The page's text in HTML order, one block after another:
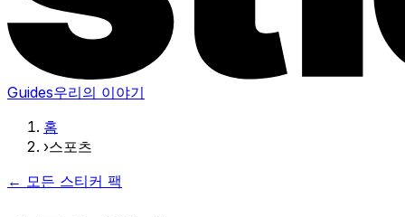
Guides우리의 이야기
홈
›스포츠
← 모든 스티커 팩